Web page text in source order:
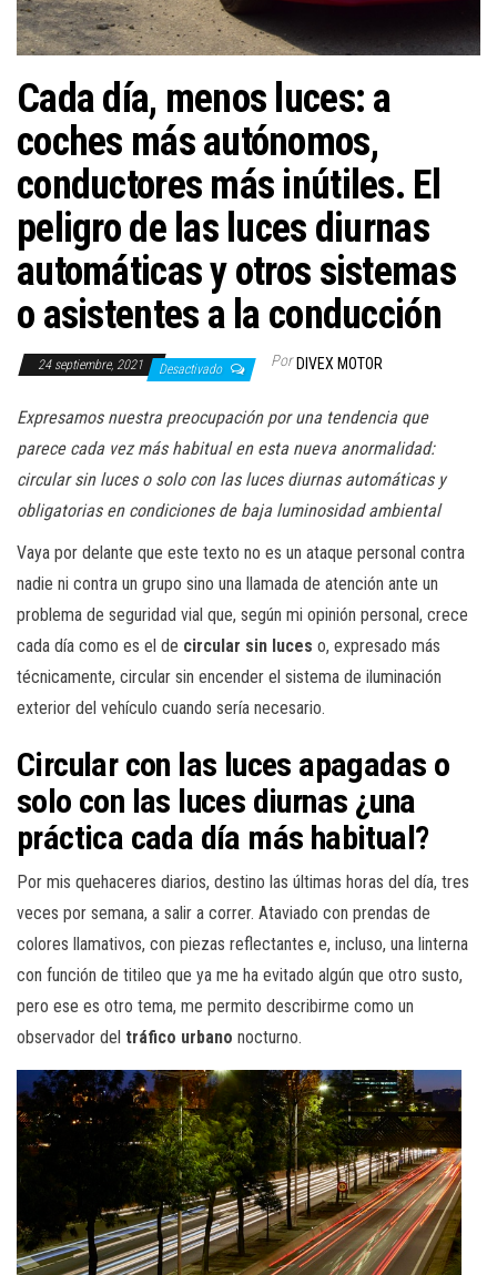
c
Cada día, menos luces: a
coches más autónomos,
conductores más inútiles. El
peligro de las luces diurnas
automáticas y otros sistemas
o asistentes a la conducción
24 septiembre, 2021 Desactivado Por DIVEX MOTOR
Expresamos nuestra preocupación por una tendencia que
parece cada vez más habitual en esta nueva anormalidad:
circular sin luces o solo con las luces diurnas automáticas y
obligatorias en condiciones de baja luminosidad ambiental
Vaya por delante que este texto no es un ataque personal contra
nadie ni contra un grupo sino una llamada de atención ante un
problema de seguridad vial que, según mi opinión personal, crece
cada día como es el de circular sin luces o, expresado más
técnicamente, circular sin encender el sistema de iluminación
exterior del vehículo cuando sería necesario.
Circular con las luces apagadas o
solo con las luces diurnas ¿una
práctica cada día más habitual?
Por mis quehaceres diarios, destino las últimas horas del día, tres
veces por semana, a salir a correr. Ataviado con prendas de
colores llamativos, con piezas reflectantes e, incluso, una linterna
con función de titileo que ya me ha evitado algún que otro susto,
pero ese es otro tema, me permito describirme como un
observador del tráfico urbano nocturno.